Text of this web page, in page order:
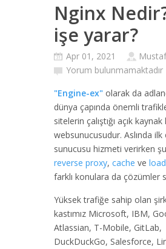
Nginx
işe yarar?
Apr 01, 2021
Yorum bulunmamaktadır
"Engine-ex" olarak da
dünya çapında önemli
sitelerin çalıştığı açık
websunucusudur. Aslında
sunucusu hizmeti verirken
reverse proxy, cache ve
farklı konulara da çözümler
Yüksek trafiğe sahip olan
kastımız Microsoft, IBM,
Atlassian, T-Mobile, GitLab,
DuckDuckGo, Salesforce,